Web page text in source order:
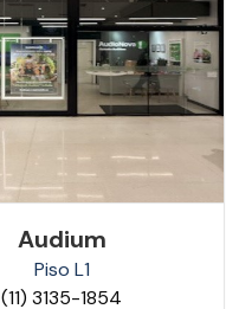
Audium
Piso L1
(11) 3135-1854